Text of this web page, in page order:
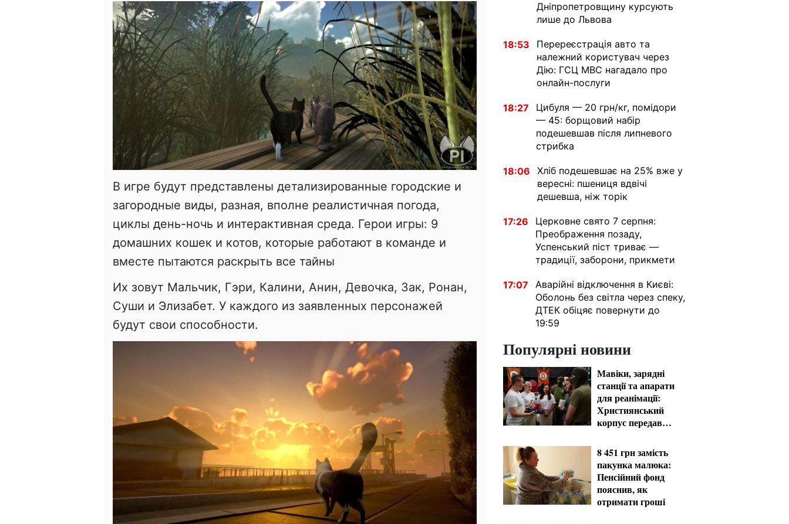
В игре будут представлены детализированные городские и
загородные виды, разная, вполне реалистичная погода,
циклы день-ночь и интерактивная среда. Герои игры: 9
домашних кошек и котов, которые работают в команде и
вместе пытаются раскрыть все тайны
Их зовут Мальчик, Гэри, Калини, Анин, Девочка, Зак, Ронан,
Суши и Элизабет. У каждого из заявленных персонажей
будут свои способности.
Дніпропетровщину курсують
лише до Львова
18:53
Перереєстрація авто та
належний користувач через
Дію: ГСЦ МВС нагадало про
онлайн-послуги
18:27
Цибуля — 20 грн/кг, помідори
— 45: борщовий набір
подешевшав після липневого
стрибка
18:06
Хліб подешевшає на 25% вже у
вересні: пшениця вдвічі
дешевша, ніж торік
17:26
Церковне свято 7 серпня:
Преображення позаду,
Успенський піст триває —
традиції, заборони, прикмети
17:07
Аварійні відключення в Києві:
Оболонь без світла через спеку,
ДТЕК обіцяє повернути до
19:59
Популярні новини
Мавіки, зарядні
станції та апарати
для реанімації:
Християнський
корпус передав
Запорізький та
Покровський
напрямки
8 451 грн замість
пакунка малюка:
Пенсійний фонд
пояснив, як
отримати гроші